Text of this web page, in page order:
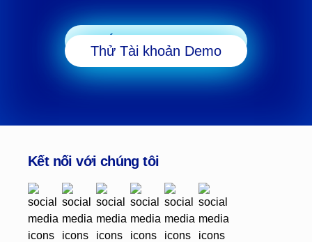
Thử Tài khoản Demo
Kết nối với chúng tôi